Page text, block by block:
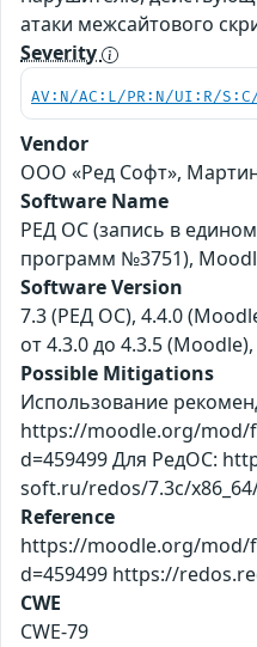
атаки межсайтового
Severity
AV:N/AC:L/PR:N/UI:R/
Vendor
ООО «Ред Софт»,
Software Name
РЕД ОС (запись в
программ №3751),
Software Version
7.3 (РЕД ОС), 4.4.0
от 4.3.0 до 4.3.5
Possible Mitigations
Использование
https://moodle.org/mod/
d=459499 Для РедОС:
soft.ru/redos/7.3c/
Reference
https://moodle.org/mod/
d=459499 https://
CWE
CWE-79